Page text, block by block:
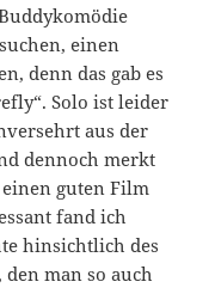
einen
denn das gab es
Solo ist leider
aus der
dennoch merkt
guten Film
fand ich
hinsichtlich des
man so auch